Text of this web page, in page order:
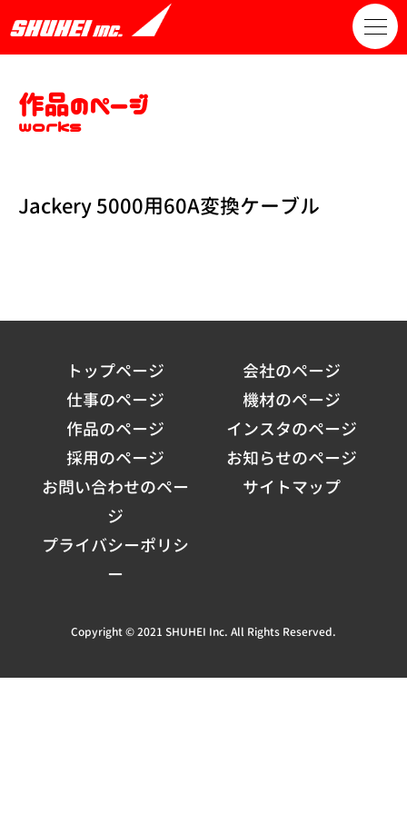
作品のページ
works
Jackery 5000用60A変換ケーブル
トップページ
会社のページ
仕事のページ
機材のページ
作品のページ
インスタのページ
採用のページ
お知らせのページ
お問い合わせのペー
ジ
サイトマップ
プライバシーポリシ
ー
Copyright © 2021 SHUHEI Inc. All Rights Reserved.